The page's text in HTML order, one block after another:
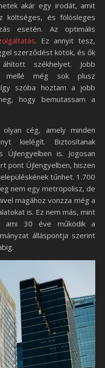
akár egy irodát, amit
költséges, és fölösleges
esetén. Az optimális
. Ez annyit tesz,
szerződést kötök, és ők
székhelyet. Jobb
mellé még sok plusz
szóba hoztam a jobb
hogy bemutassam a
cég, amely minden
kielégít. Biztosítanak
Újlengyelben is. Jogosan
pont Újlengyelben, hiszen
tűnhet. 1.700
nem egy metropolisz, de
magához vonzza még a
is. Ez nem más, mint
ami 30 éve működik a
álláspontja szerint